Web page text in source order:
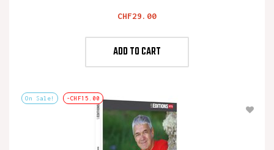
Price
CHF29.00
ADD TO CART
On Sale! -CHF15.00